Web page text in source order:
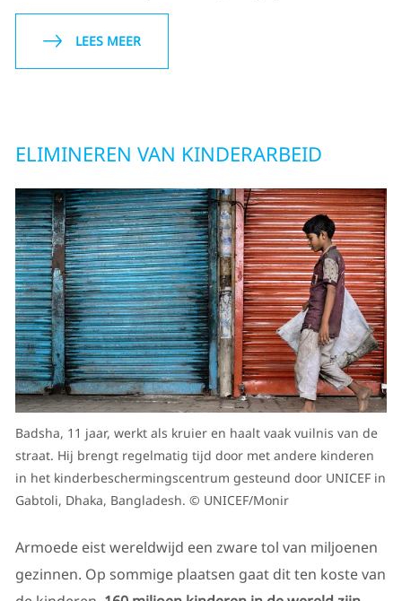
LEES MEER
ELIMINEREN VAN KINDERARBEID
Badsha, 11 jaar, werkt als kruier en haalt vaak vuilnis van de
straat. Hij brengt regelmatig tijd door met andere kinderen
in het kinderbeschermingscentrum gesteund door UNICEF in
Gabtoli, Dhaka, Bangladesh. © UNICEF/Monir
Armoede eist wereldwijd een zware tol van miljoenen
gezinnen. Op sommige plaatsen gaat dit ten koste van